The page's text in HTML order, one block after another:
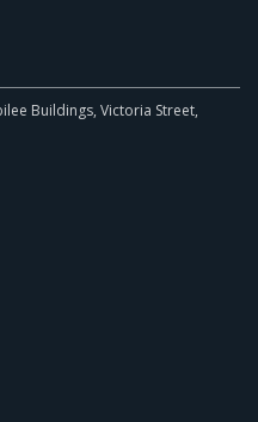
Buildings, Victoria Street,